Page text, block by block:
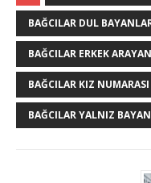
BAĞCILAR DUL
BAĞCILAR ERKEK
BAĞCILAR KIZ
BAĞCILAR YALNIZ